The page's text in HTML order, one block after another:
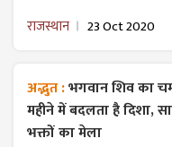
राजस्थान 23 Oct 2020
अद्भुत :भगवान शिव का
महीने में बदलता है दिशा,
भक्तों का मेला